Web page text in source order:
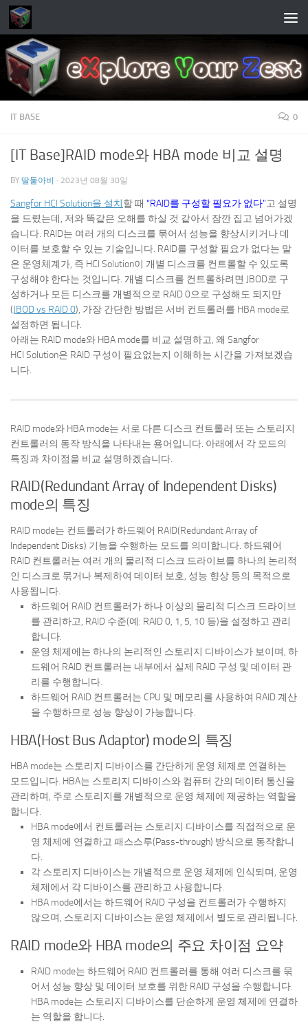
Skip to content
IT BASE 0
[IT Base]RAID mode와 HBA mode 비교 설명
BY 딸둘아비 · 2023년 08월 30일
Sangfor HCI Solution을 설치할 때 “RAID를 구성할 필요가 없다”고 설명
을 드렸는데, 저와 똑같은 오해를 하실 것 같아서 잠깐 집고 넘어가겠
습니다. RAID는 여러 개의 디스크를 묶어서 성능을 향상시키거나 데
이터를 보호할 수 있는 기술입니다. RAID를 구성할 필요가 없다는 말
은 운영체계가, 즉 HCI Solution이 개별 디스크를 컨트롤할 수 있도록
구성해야 한다는 것입니다. 개별 디스크를 컨트롤하려면 JBOD로 구
성하거나 모든 디스크를 개별적으로 RAID 0으로 구성해도 되지만
(JBOD vs RAID 0), 가장 간단한 방법은 서버 컨트롤러를 HBA mode로
설정하면 됩니다.
아래는 RAID mode와 HBA mode를 비교 설명하고, 왜 Sangfor
HCI Solution은 RAID 구성이 필요없는지 이해하는 시간을 가져보겠습
니다.
RAID mode와 HBA mode는 서로 다른 디스크 컨트롤러 또는 스토리지
컨트롤러의 동작 방식을 나타내는 용어입니다. 아래에서 각 모드의
특징과 차이점을 비교 설명하겠습니다.
RAID(Redundant Array of Independent Disks)
mode의 특징
RAID mode는 컨트롤러가 하드웨어 RAID(Redundant Array of
Independent Disks) 기능을 수행하는 모드를 의미합니다. 하드웨어
RAID 컨트롤러는 여러 개의 물리적 디스크 드라이브를 하나의 논리적
인 디스크로 묶거나 복제하여 데이터 보호, 성능 향상 등의 목적으로
사용됩니다.
하드웨어 RAID 컨트롤러가 하나 이상의 물리적 디스크 드라이브
를 관리하고, RAID 수준(예: RAID 0, 1, 5, 10 등)을 설정하고 관리
합니다.
운영 체제에는 하나의 논리적인 스토리지 디바이스가 보이며, 하
드웨어 RAID 컨트롤러는 내부에서 실제 RAID 구성 및 데이터 관
리를 수행합니다.
하드웨어 RAID 컨트롤러는 CPU 및 메모리를 사용하여 RAID 계산
을 수행하므로 성능 향상이 가능합니다.
HBA(Host Bus Adaptor) mode의 특징
HBA mode는 스토리지 디바이스를 간단하게 운영 체제로 연결하는
모드입니다. HBA는 스토리지 디바이스와 컴퓨터 간의 데이터 통신을
관리하며, 주로 스토리지를 개별적으로 운영 체제에 제공하는 역할을
합니다.
HBA mode에서 컨트롤러는 스토리지 디바이스를 직접적으로 운
영 체제에 연결하고 패스스루(Pass-through) 방식으로 동작합니
다.
각 스토리지 디바이스는 개별적으로 운영 체제에 인식되며, 운영
체제에서 각 디바이스를 관리하고 사용합니다.
HBA mode에서는 하드웨어 RAID 구성을 컨트롤러가 수행하지
않으며, 스토리지 디바이스는 운영 체제에서 별도로 관리됩니다.
RAID mode와 HBA mode의 주요 차이점 요약
RAID mode는 하드웨어 RAID 컨트롤러를 통해 여러 디스크를 묶
어서 성능 향상 및 데이터 보호를 위한 RAID 구성을 수행합니다.
HBA mode는 스토리지 디바이스를 단순하게 운영 체제에 연결하
는 역할을 합니다.